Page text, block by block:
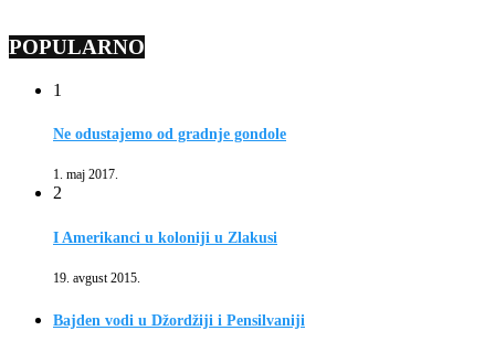
POPULARNO
1
Ne odustajemo od gradnje gondole
1. maj 2017.
2
I Amerikanci u koloniji u Zlakusi
19. avgust 2015.
Bajden vodi u Džordžiji i Pensilvaniji